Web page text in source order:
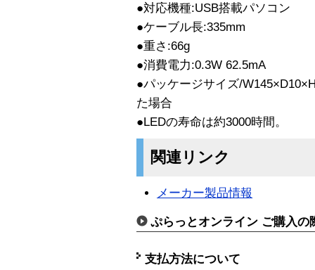
●対応機種:USB搭載パソコン
●ケーブル長:335mm
●重さ:66g
●消費電力:0.3W 62.5mA
●パッケージサイズ/
た場合
●LEDの寿命は約3000時間。
関連リンク
メーカー製品情報
ぷらっとオンライン ご購入の
支払方法について